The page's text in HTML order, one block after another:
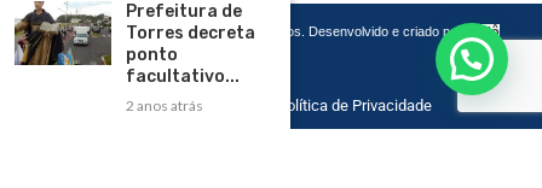
Copyright 2026 – Todos os Direitos Reservados. Desenvolvido e criado por
Cadô
Agência de Marketing
Home Contato Política de Privacidade
Prefeitura de
Torres decreta
ponto
facultativo...
2 anos atrás